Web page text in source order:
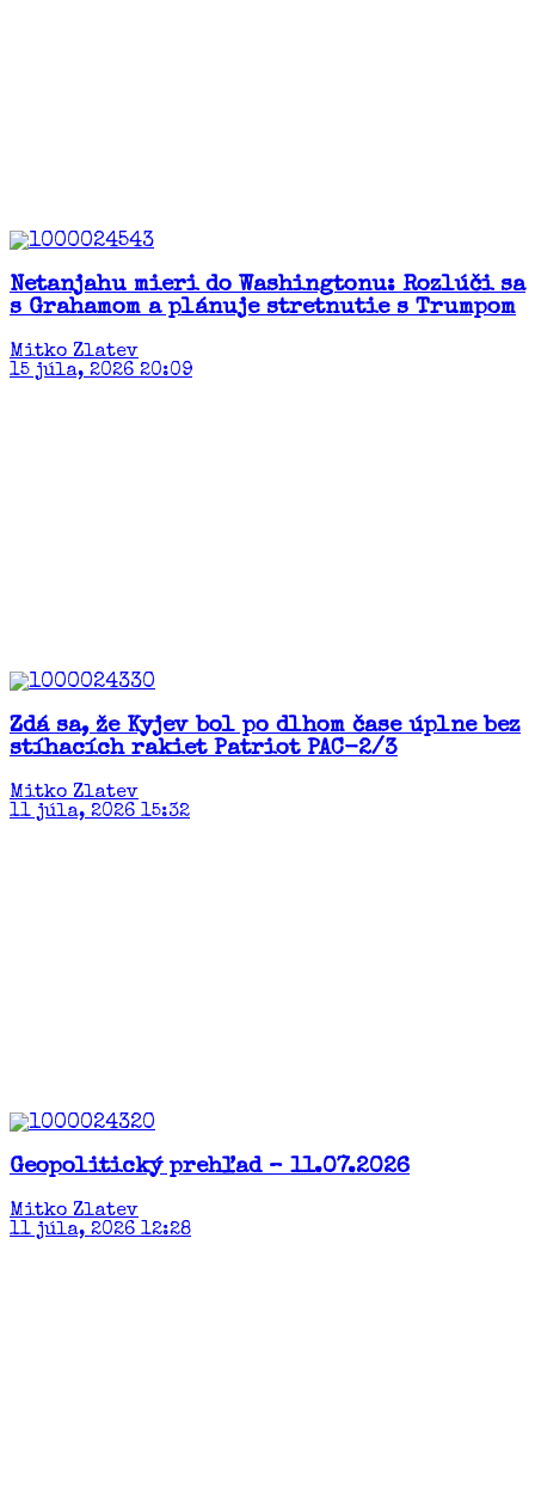
Netanjahu mieri do Washingtonu: Rozlúči sa
s Grahamom a plánuje stretnutie s Trumpom
Mitko Zlatev
15 júla, 2026 20:09
Zdá sa, že Kyjev bol po dlhom čase úplne bez
stíhacích rakiet Patriot PAC-2/3
Mitko Zlatev
11 júla, 2026 15:32
Geopolitický prehľad – 11.07.2026
Mitko Zlatev
11 júla, 2026 12:28